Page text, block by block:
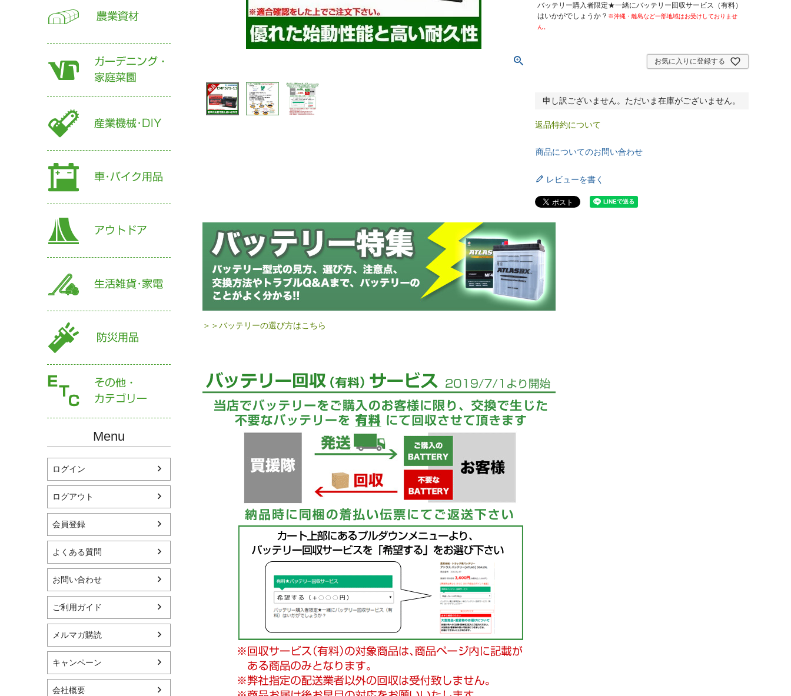
Menu
ログイン
ログアウト
会員登録
よくある質問
お問い合わせ
ご利用ガイド
メルマガ購読
キャンペーン
会社概要
)
バッテリー購入者限定★一緒にバッテリー回収サービス（有料）
はいかがでしょうか？ ※沖縄・離島など一部地域はお受けしておりませ
ん。
お気に入りに登録する
申し訳ございません。ただいま在庫がございません。
返品特約について
商品についてのお問い合わせ
レビューを書く
＞＞バッテリーの選び方はこちら